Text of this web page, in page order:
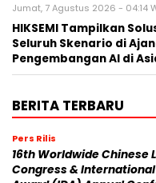
Jumat, 7 Agustus 2026 - 04:14
HIKSEMI Tampilkan
Seluruh Skenario di
Pengembangan AI di
BERITA TERBARU
Pers Rilis
16th Worldwide Chinese
Congress &